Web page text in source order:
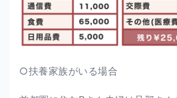
○扶養家族がいる場合